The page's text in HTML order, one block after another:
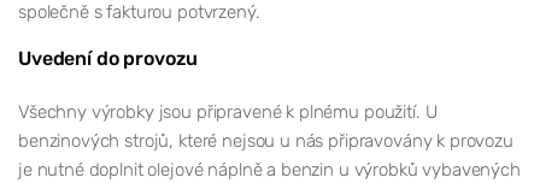
společně s fakturou potvrzený.
Uvedení do provozu
Všechny výrobky jsou připravené k plnému použití. U
benzinových strojů, které nejsou u nás připravovány k provozu
je nutné doplnit olejové náplně a benzin u výrobků vybavených